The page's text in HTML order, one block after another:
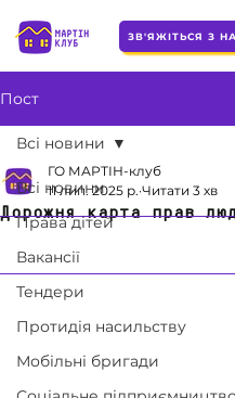
ЗВ'ЯЖІТЬСЯ З
Пост
Всі новини
Права дітей
Вакансії
Тендери
Протидія насильству
Мобільні бригади
Всі новини
Дорожня карта прав
ГО МАРТІН-клуб
11 лип. 2025 р. Читати 3 хв